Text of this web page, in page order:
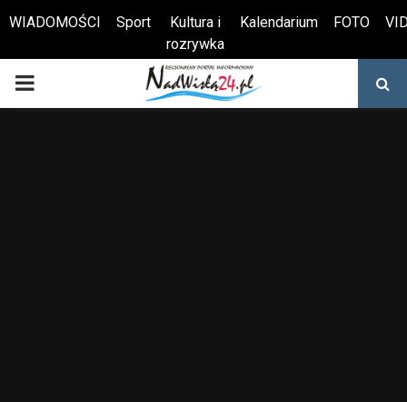
Otwórz pasek narzędzi
WIADOMOŚCI Sport
Kultura i
rozrywka
Kalendarium FOTO
PRIMARY